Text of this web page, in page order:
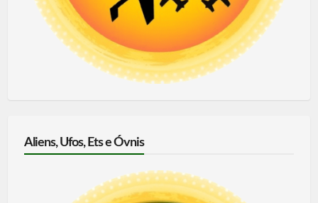
Aliens, Ufos, Ets e Óvnis